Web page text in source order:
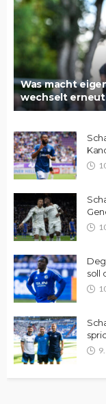
Was macht
wechselt erneut
soll